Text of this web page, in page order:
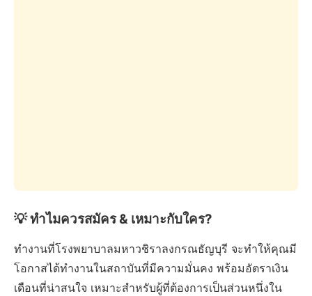
💡 ทำไมควรสมัคร & เหมาะกับใคร?
ทำงานที่โรงพยาบาลมหาวชิราลงกรณธัญบุรี จะทำให้คุณมี
โอกาสได้ทำงานในสถาบันที่มีความมั่นคง พร้อมอัตราเงิน
เดือนที่น่าสนใจ เหมาะสำหรับผู้ที่ต้องการเป็นส่วนหนึ่งใน